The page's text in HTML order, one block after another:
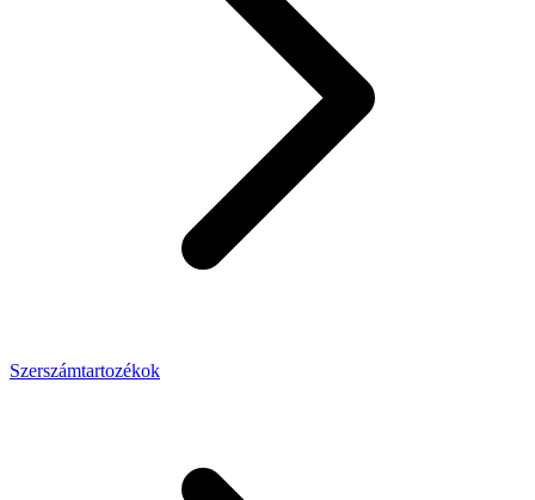
Szerszámtartozékok